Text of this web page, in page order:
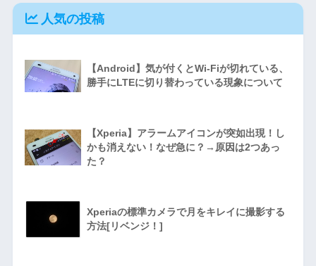
人気の投稿
【Android】気が付くとWi-Fiが切れている、
勝手にLTEに切り替わっている現象について
【Xperia】アラームアイコンが突如出現！し
かも消えない！なぜ急に？→原因は2つあっ
た？
Xperiaの標準カメラで月をキレイに撮影する
方法[リベンジ！]